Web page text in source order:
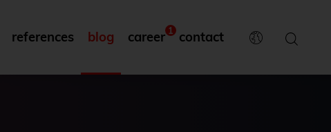
references blog career 1 contact